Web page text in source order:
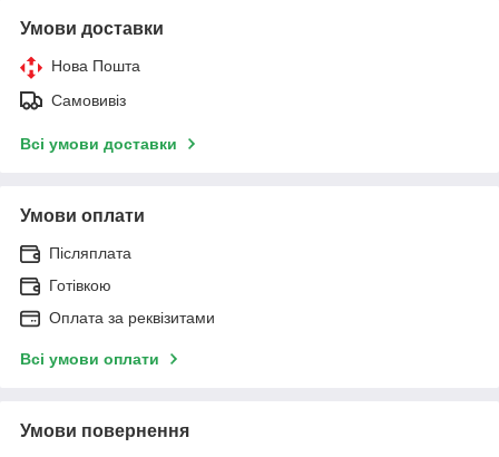
Умови доставки
Нова Пошта
Самовивіз
Всі умови доставки
Умови оплати
Післяплата
Готівкою
Оплата за реквізитами
Всі умови оплати
Умови повернення